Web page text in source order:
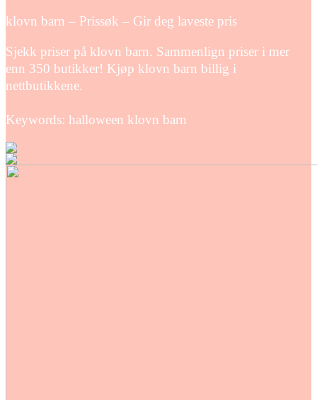
klovn barn – Prissøk – Gir deg laveste pris
Sjekk priser på klovn barn. Sammenlign priser i mer
enn 350 butikker! Kjøp klovn barn billig i
nettbutikkene.
Keywords: halloween klovn barn